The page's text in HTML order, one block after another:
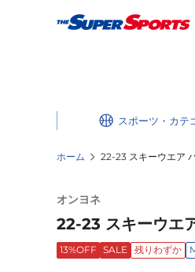
スポーツ・カテ
ホーム 22-23 スキーウエア
オンヨネ
22-23 スキーウエ
13%OFF SALE 残りわずか